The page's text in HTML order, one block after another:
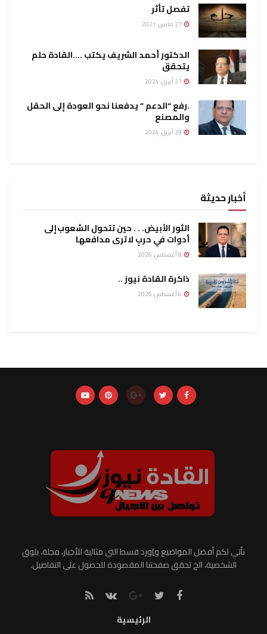
تفصل تأثر
الدكتور أحمد الشريف يكتب ….القادة حلم
يتحقق
.رفع “الدعم ” يدفعنا نحو العودة إلى الحقل
والمصنع
أخبار حديثة
الثور الأبيض. . . حين تتحول الشعوب إلى
أدوات في حربٍ لا ترى مدافعها
ذاكرة القادة نيوز ..
نأتي لكم أفضل المواضيع و]ورد قسط التي مثالية للأخبار، مجلة، بلوق
الشخصية، الخ تحقق صفحتنا المقصودة للحصول على التفاصيل.
الرئيسية